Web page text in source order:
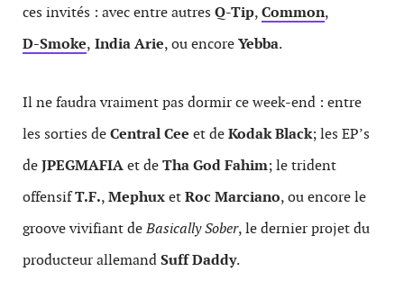
ces invités : avec entre autres Q-Tip,Common,
D-Smoke, India Arie, ou encoreYebba.
Il ne faudra vraiment pas dormir ce week-end : entre
les sorties deCentral Cee et deKodak Black; les EP’s
deJPEGMAFIAet deTha God Fahim; le trident
offensifT.F.,MephuxetRoc Marciano, ou encore le
groove vivifiant deBasically Sober, le dernier projet du
producteur allemandSuff Daddy.